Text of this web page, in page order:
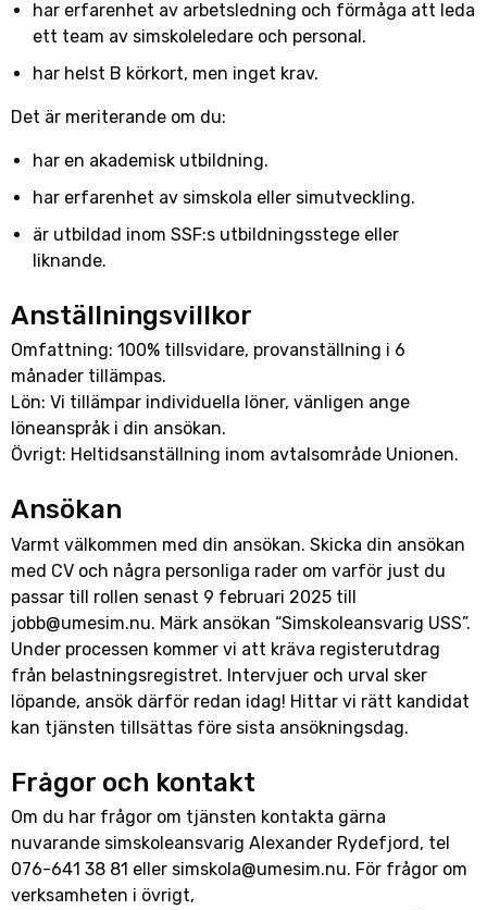
har erfarenhet av arbetsledning och förmåga att leda
ett team av simskoleledare och personal.
har helst B körkort, men inget krav.
Det är meriterande om du:
har en akademisk utbildning.
har erfarenhet av simskola eller simutveckling.
är utbildad inom SSF:s utbildningsstege eller
liknande.
Anställningsvillkor
Omfattning: 100% tillsvidare, provanställning i 6
månader tillämpas.
Lön: Vi tillämpar individuella löner, vänligen ange
löneanspråk i din ansökan.
Övrigt: Heltidsanställning inom avtalsområde Unionen.
Ansökan
Varmt välkommen med din ansökan. Skicka din ansökan
med CV och några personliga rader om varför just du
passar till rollen senast 9 februari 2025 till
jobb@umesim.nu. Märk ansökan “Simskoleansvarig USS”.
Under processen kommer vi att kräva registerutdrag
från belastningsregistret. Intervjuer och urval sker
löpande, ansök därför redan idag! Hittar vi rätt kandidat
kan tjänsten tillsättas före sista ansökningsdag.
Frågor och kontakt
Om du har frågor om tjänsten kontakta gärna
nuvarande simskoleansvarig Alexander Rydefjord, tel
076-641 38 81 eller simskola@umesim.nu. För frågor om
verksamheten i övrigt,